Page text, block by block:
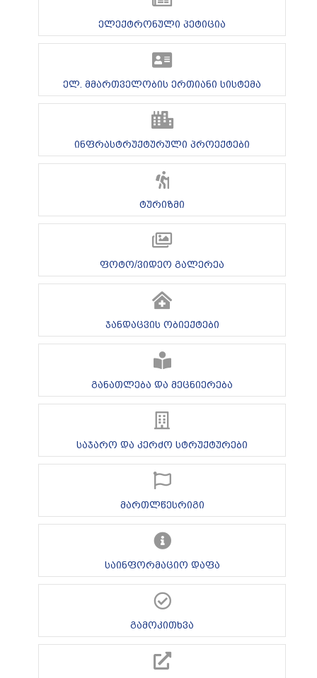
ელექტრონული პეტიცია
ელ. მმართველობის ერთიანი სისტემა
ინფრასტრუქტურული პროექტები
ტურიზმი
ფოტო/ვიდეო გალერეა
ჯანდაცვის ობიექტები
განათლება და მეცნიერება
საჯარო და კერძო სტრუქტურები
მართლწესრიგი
საინფორმაციო დაფა
გამოკითხვა